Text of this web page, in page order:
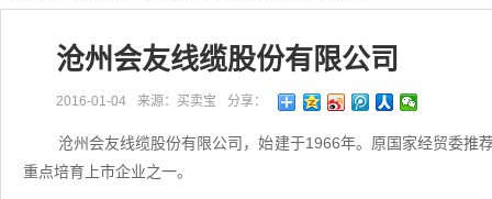
沧州会友线缆股份有限公司
2016-01-04 来源：买卖宝 分享：
沧州会友线缆股份有限公司，始建于1966年。原国家经贸委推
重点培育上市企业之一。